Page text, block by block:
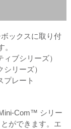
ックスに取り付
ブシリーズ）
リーズ）
プレート
Com™ シリー
ができます。エ